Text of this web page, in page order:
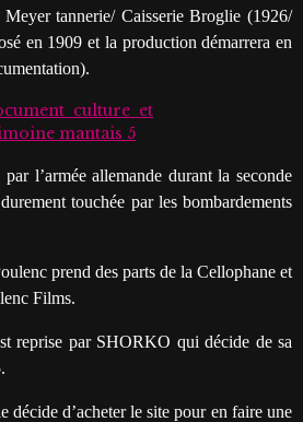
Meyer tannerie/ Caisserie Broglie (1926/
en 1909 et la production démarrera en
allemande durant la seconde
touchée par les bombardements
prend des parts de la Cellophane et
Films.
par SHORKO qui décide de sa
d’acheter le site pour en faire une